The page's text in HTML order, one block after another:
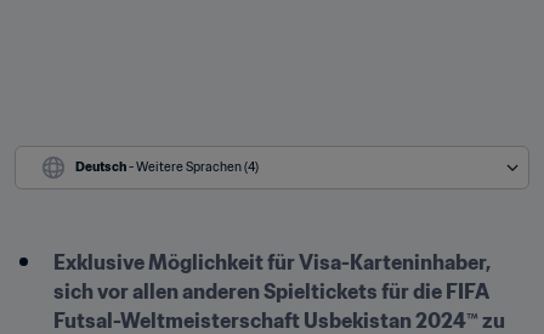
Deutsch - Weitere Sprachen (4)
Exklusive Möglichkeit für Visa-Karteninhaber,
sich vor allen anderen Spieltickets für die FIFA
Futsal-Weltmeisterschaft Usbekistan 2024™ zu